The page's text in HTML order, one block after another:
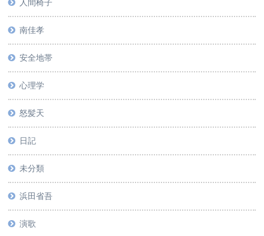
人間椅子
南佳孝
安全地帯
心理学
怒髪天
日記
未分類
浜田省吾
演歌